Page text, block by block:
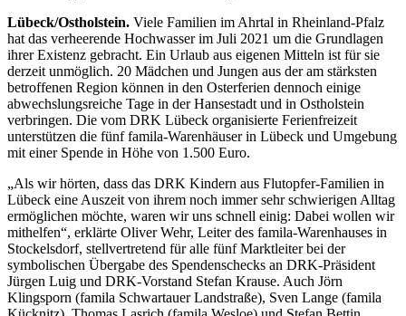
Lübeck/Ostholstein. Viele Familien im Ahrtal in Rheinland-Pfalz
hat das verheerende Hochwasser im Juli 2021 um die Grundlagen
ihrer Existenz gebracht. Ein Urlaub aus eigenen Mitteln ist für sie
derzeit unmöglich. 20 Mädchen und Jungen aus der am stärksten
betroffenen Region können in den Osterferien dennoch einige
abwechslungsreiche Tage in der Hansestadt und in Ostholstein
verbringen. Die vom DRK Lübeck organisierte Ferienfreizeit
unterstützen die fünf famila-Warenhäuser in Lübeck und Umgebung
mit einer Spende in Höhe von 1.500 Euro.
„Als wir hörten, dass das DRK Kindern aus Flutopfer-Familien in
Lübeck eine Auszeit von ihrem noch immer sehr schwierigen Alltag
ermöglichen möchte, waren wir uns schnell einig: Dabei wollen wir
mithelfen“, erklärte Oliver Wehr, Leiter des famila-Warenhauses in
Stockelsdorf, stellvertretend für alle fünf Marktleiter bei der
symbolischen Übergabe des Spendenschecks an DRK-Präsident
Jürgen Luig und DRK-Vorstand Stefan Krause. Auch Jörn
Klingsporn (famila Schwartauer Landstraße), Sven Lange (famila